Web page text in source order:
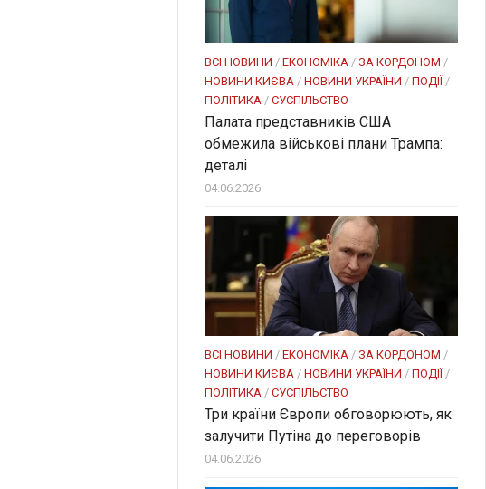
ВСІ НОВИНИ / ЕКОНОМІКА / ЗА КОРДОНОМ /
НОВИНИ КИЄВА / НОВИНИ УКРАЇНИ / ПОДІЇ/
ПОЛІТИКА / СУСПІЛЬСТВО
Палата представників США
обмежила військові плани Трампа:
деталі
04.06.2026
ВСІ НОВИНИ / ЕКОНОМІКА / ЗА КОРДОНОМ /
НОВИНИ КИЄВА / НОВИНИ УКРАЇНИ / ПОДІЇ/
ПОЛІТИКА / СУСПІЛЬСТВО
Три країни Європи обговорюють, як
залучити Путіна до переговорів
04.06.2026